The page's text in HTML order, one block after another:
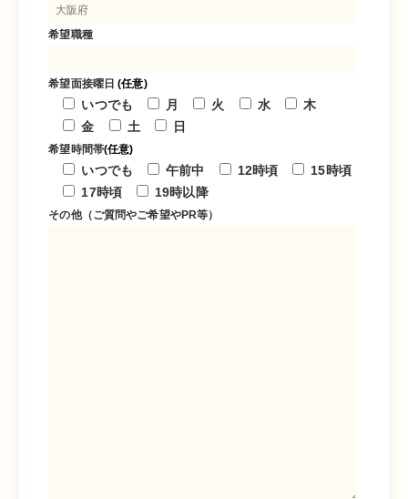
希望職種
希望面接曜日(任意)
いつでも 月 火 水
木
金
土 日
希望時間帯(任意)
いつでも 午前中 12時頃
15時頃
17時頃
19時以降
その他（ご質問やご希望やPR等）